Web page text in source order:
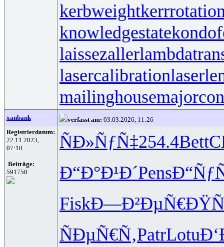
kerbweight
knowledgestate
laissezaller
lasercalibration
mailinghouse
xanbank verfasst am: 03.03.2026, 11:26
Registrierdatum:
22.11.2023,
07:10
Beiträge:
591758
ÑÐ»ÑƒÑ‡254.4Bett
Ð“Ð°Ð¹Ð´Pens
FiskÐ—Ð²ÐµÑ€
ÑÐµÑ€Ñ‚PatrLotu